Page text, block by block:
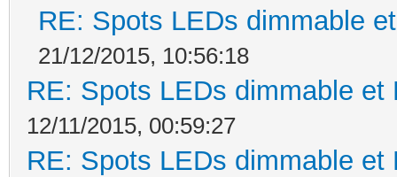
RE: Spots LEDs dimmable
21/12/2015, 10:56:18
RE: Spots LEDs dimmable
12/11/2015, 00:59:27
RE: Spots LEDs dimmable